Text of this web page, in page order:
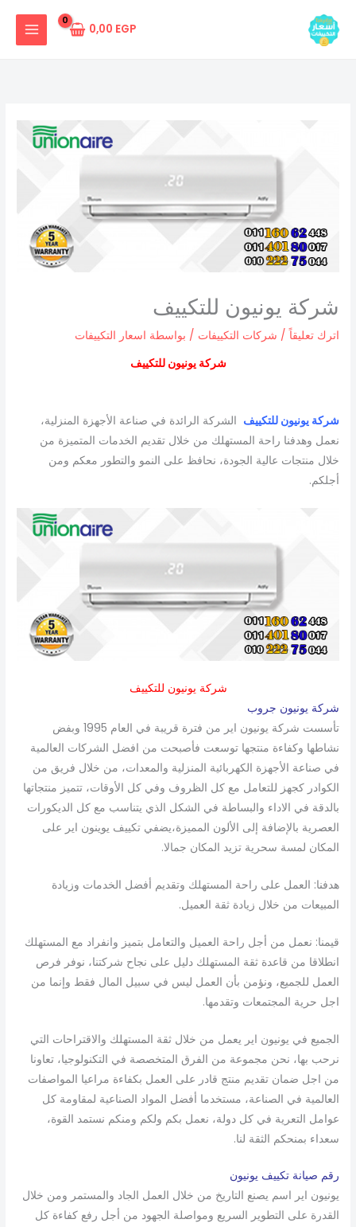
المحتوى
0,00 EGP
شركة يونيون للتكييف
اترك تعليقاً / شركات التكييفات / بواسطة اسعار التكييفات
شركة يونيون للتكييف
شركة يونيون للتكييف الشركة الرائدة في صناعة الأجهزة المنزلية،
نعمل وهدفنا راحة المستهلك من خلال تقديم الخدمات المتميزة من
خلال منتجات عالية الجودة، نحافظ على النمو والتطور معكم ومن
أجلكم.
شركة يونيون للتكييف
شركة يونيون جروب
تأسست شركة يونيون اير من فترة قريبة في العام 1995 وبفض
نشاطها وكفاءة منتجها توسعت فأصبحت من افضل الشركات العالمية
في صناعة الأجهزة الكهربائية المنزلية والمعدات، من خلال فريق من
الكوادر كجهز للتعامل مع كل الظروف وفي كل الأوقات، تتميز منتجاتها
بالدقة في الاداء والبساطة في الشكل الذي يتناسب مع كل الديكورات
العصرية بالإضافة إلى الألون المميزة،يضفي تكييف يوينون اير على
المكان لمسة سحرية تزيد المكان جمالا.
هدفنا: العمل على راحة المستهلك وتقديم أفضل الخدمات وزيادة
المبيعات من خلال زيادة ثقة العميل.
قيمنا: نعمل من أجل راحة العميل والتعامل بتميز وانفراد مع المستهلك
انطلاقا من قاعدة ثقة المستهلك دليل على نجاح شركتنا، نوفر فرص
العمل للجميع، ونؤمن بأن العمل ليس في سبيل المال فقط وإنما من
اجل حرية المجتمعات وتقدمها.
الجميع في يونيون اير يعمل من خلال ثقة المستهلك والاقتراحات التي
نرحب بها، نحن مجموعة من الفرق المتخصصة في التكنولوجيا، تعاونا
من اجل ضمان تقديم منتج قادر على العمل بكفاءة مراعيا المواصفات
العالمية في الصناعة، مستخدما أفضل المواد الصناعية لمقاومة كل
عوامل التعرية في كل دولة، نعمل بكم ولكم ومنكم نستمد القوة،
سعداء بمنحكم الثقة لنا.
رقم صيانة تكييف يونيون
يونيون اير اسم يصنع التاريخ من خلال العمل الجاد والمستمر ومن خلال
القدرة على التطوير السريع ومواصلة الجهود من أجل رفع كفاءة كل